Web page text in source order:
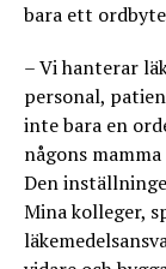
bara ett
– Vi hanterar
personal,
inte bara en
någons
Den
Mina kolleger,